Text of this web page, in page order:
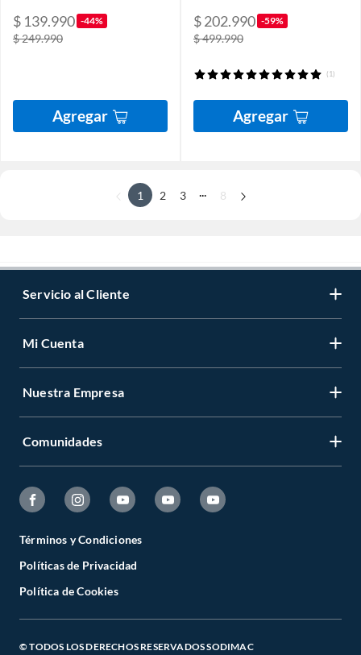
$ 139.990 -44%
$ 249.990
Agregar
$ 202.990 -59%
$ 499.990
(1)
Agregar
1 2 3 ... 8
Servicio al Cliente
Mi Cuenta
Nuestra Empresa
Comunidades
Términos y Condiciones
Políticas de Privacidad
Política de Cookies
© TODOS LOS DERECHOS RESERVADOS SODIMAC